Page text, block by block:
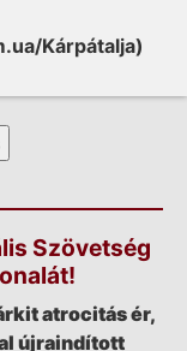
Kárpátalja)
Szövetség
atrocitás ér,
újraindított